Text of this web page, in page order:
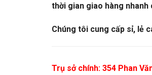
thời gian giao hàng
Chúng tôi cung cấp sỉ, lẻ
Trụ sở chính: 354 Phan